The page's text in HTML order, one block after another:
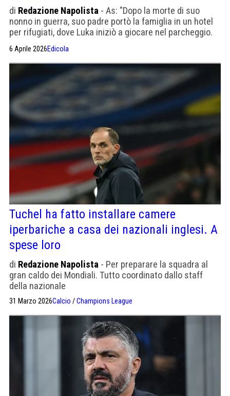
di Redazione Napolista - As: "Dopo la morte di suo
nonno in guerra, suo padre portò la famiglia in un hotel
per rifugiati, dove Luka iniziò a giocare nel parcheggio.
Non sembra aver intenzione di ritirarsi presto".
6 Aprile 2026Edicola
Tuchel ha fatto installare camere
iperbariche a casa dei nazionali inglesi. A
spese loro
di Redazione Napolista - Per preparare la squadra al
gran caldo dei Mondiali. Tutto coordinato dallo staff
della nazionale
31 Marzo 2026Calcio /Champions League